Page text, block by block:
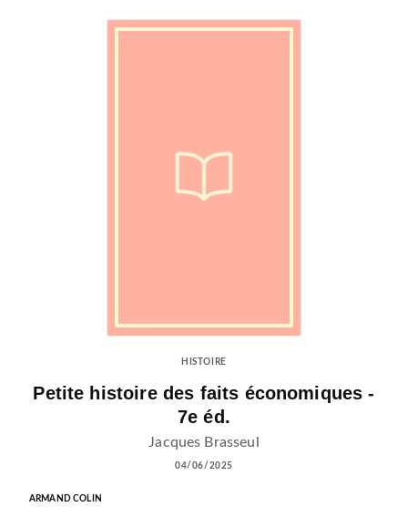
HISTOIRE
Petite histoire des faits économiques -
7e éd.
Jacques Brasseul
04/06/2025
ARMAND COLIN